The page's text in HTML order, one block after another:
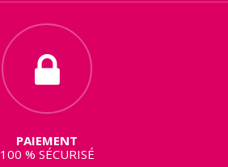
PAIEMENT
100 % SÉCURISÉ